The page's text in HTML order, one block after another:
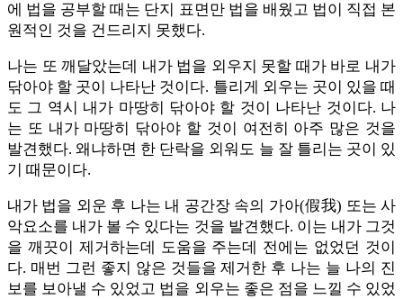
에 법을 공부할 때는 단지 표면만 법을 배웠고 법이 직접 본
원적인 것을 건드리지 못했다.
나는 또 깨달았는데 내가 법을 외우지 못할 때가 바로 내가
닦아야 할 곳이 나타난 것이다. 틀리게 외우는 곳이 있을 때
도 그 역시 내가 마땅히 닦아야 할 것이 나타난 것이다. 나
는 또 내가 마땅히 닦아야 할 것이 여전히 아주 많은 것을
발견했다. 왜냐하면 한 단락을 외워도 늘 잘 틀리는 곳이 있
기 때문이다.
내가 법을 외운 후 나는 내 공간장 속의 가아(假我) 또는 사
악요소를 내가 볼 수 있다는 것을 발견했다. 이는 내가 그것
을 깨끗이 제거하는데 도움을 주는데 전에는 없었던 것이
다. 매번 그런 좋지 않은 것들을 제거한 후 나는 늘 나의 진
보를 보아낼 수 있었고 법을 외우는 좋은 점을 느낄 수 있었